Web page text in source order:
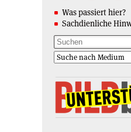
Was passiert hier?
Sachdienliche